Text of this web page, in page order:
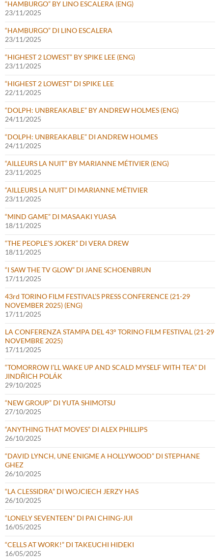
“HAMBURGO” BY LINO ESCALERA (ENG)
23/11/2025
“HAMBURGO” DI LINO ESCALERA
23/11/2025
“HIGHEST 2 LOWEST” BY SPIKE LEE (ENG)
23/11/2025
“HIGHEST 2 LOWEST” DI SPIKE LEE
22/11/2025
“DOLPH: UNBREAKABLE” BY ANDREW HOLMES (ENG)
24/11/2025
“DOLPH: UNBREAKABLE” DI ANDREW HOLMES
24/11/2025
“AILLEURS LA NUIT” BY MARIANNE MÉTIVIER (ENG)
23/11/2025
“AILLEURS LA NUIT” DI MARIANNE MÉTIVIER
23/11/2025
“MIND GAME” DI MASAAKI YUASA
18/11/2025
“THE PEOPLE’S JOKER” DI VERA DREW
18/11/2025
“I SAW THE TV GLOW” DI JANE SCHOENBRUN
17/11/2025
43rd TORINO FILM FESTIVAL’S PRESS CONFERENCE (21-29
NOVEMBER 2025) (ENG)
17/11/2025
LA CONFERENZA STAMPA DEL 43° TORINO FILM FESTIVAL (21-29
NOVEMBRE 2025)
17/11/2025
“TOMORROW I’LL WAKE UP AND SCALD MYSELF WITH TEA” DI
JINDŘICH POLÁK
29/10/2025
“NEW GROUP” DI YUTA SHIMOTSU
27/10/2025
“ANYTHING THAT MOVES” DI ALEX PHILLIPS
26/10/2025
“DAVID LYNCH, UNE ENIGME A HOLLYWOOD” DI STEPHANE
GHEZ
26/10/2025
“LA CLESSIDRA” DI WOJCIECH JERZY HAS
26/10/2025
“LONELY SEVENTEEN” DI PAI CHING-JUI
16/05/2025
“CELLS AT WORK!” DI TAKEUCHI HIDEKI
16/05/2025